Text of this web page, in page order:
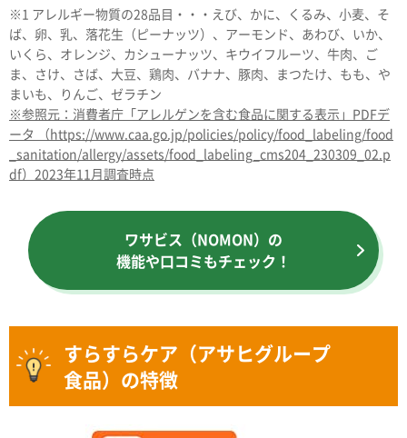
※1 アレルギー物質の28品目・・・えび、かに、くるみ、小麦、そ
ば、卵、乳、落花生（ピーナッツ）、アーモンド、あわび、いか、
いくら、オレンジ、カシューナッツ、キウイフルーツ、牛肉、ご
ま、さけ、さば、大豆、鶏肉、バナナ、豚肉、まつたけ、もも、や
まいも、りんご、ゼラチン
※参照元：消費者庁「アレルゲンを含む食品に関する表示」PDFデ
ータ （https://www.caa.go.jp/policies/policy/food_labeling/food
_sanitation/allergy/assets/food_labeling_cms204_230309_02.p
df）2023年11月調査時点
ワサビス（NOMON）の
機能や口コミもチェック！
すらすらケア（アサヒグループ
食品）の特徴